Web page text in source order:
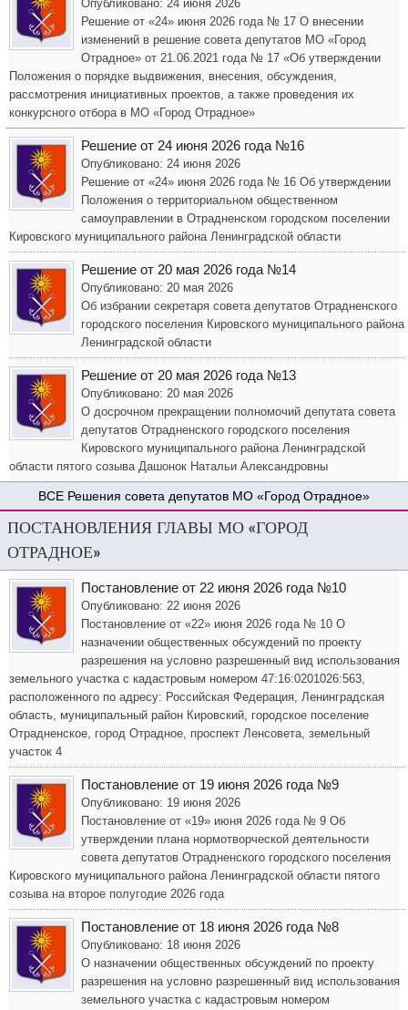
Опубликовано: 24 июня 2026
Решение от «24» июня 2026 года № 17 О внесении
изменений в решение совета депутатов МО «Город
Отрадное» от 21.06.2021 года № 17 «Об утверждении
Положения о порядке выдвижения, внесения, обсуждения,
рассмотрения инициативных проектов, а также проведения их
конкурсного отбора в МО «Город Отрадное»
Решение от 24 июня 2026 года №16
Опубликовано: 24 июня 2026
Решение от «24» июня 2026 года № 16 Об утверждении
Положения о территориальном общественном
самоуправлении в Отрадненском городском поселении
Кировского муниципального района Ленинградской области
Решение от 20 мая 2026 года №14
Опубликовано: 20 мая 2026
Об избрании секретаря совета депутатов Отрадненского
городского поселения Кировского муниципального района
Ленинградской области
Решение от 20 мая 2026 года №13
Опубликовано: 20 мая 2026
О досрочном прекращении полномочий депутата совета
депутатов Отрадненского городского поселения
Кировского муниципального района Ленинградской
области пятого созыва Дашонок Натальи Александровны
Решения совета депутатов МО «Город Отрадное»
ПОСТАНОВЛЕНИЯ ГЛАВЫ МО «ГОРОД
ОТРАДНОЕ»
Постановление от 22 июня 2026 года №10
Опубликовано: 22 июня 2026
Постановление от «22» июня 2026 года № 10 О
назначении общественных обсуждений по проекту
разрешения на условно разрешенный вид использования
земельного участка с кадастровым номером 47:16:0201026:563,
расположенного по адресу: Российская Федерация, Ленинградская
область, муниципальный район Кировский, городское поселение
Отрадненское, город Отрадное, проспект Ленсовета, земельный
участок 4
Постановление от 19 июня 2026 года №9
Опубликовано: 19 июня 2026
Постановление от «19» июня 2026 года № 9 Об
утверждении плана нормотворческой деятельности
совета депутатов Отрадненского городского поселения
Кировского муниципального района Ленинградской области пятого
созыва на второе полугодие 2026 года
Постановление от 18 июня 2026 года №8
Опубликовано: 18 июня 2026
О назначении общественных обсуждений по проекту
разрешения на условно разрешенный вид использования
земельного участка с кадастровым номером